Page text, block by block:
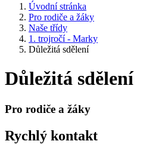
Úvodní stránka
Pro rodiče a žáky
Naše třídy
1. trojročí - Marky
Důležitá sdělení
Důležitá sdělení
Pro rodiče a žáky
Rychlý kontakt